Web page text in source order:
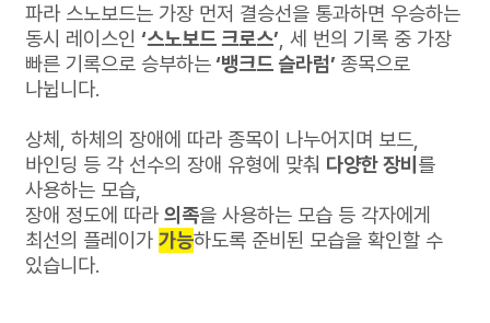
파라 스노보드는 가장 먼저 결승선을 통과하면 우승하는
동시 레이스인‘스노보드 크로스’,세 번의 기록 중 가장
빠른 기록으로 승부하는‘뱅크드 슬라럼’ 종목으로
나뉩니다.
상체, 하체의 장애에 따라 종목이 나누어지며 보드,
바인딩 등 각 선수의 장애 유형에 맞춰 다양한 장비 를
사용하는 모습,
장애 정도에 따라의족을 사용하는 모습 등 각자에게
최선의 플레이가가능하도록 준비된 모습을 확인할 수
있습니다.